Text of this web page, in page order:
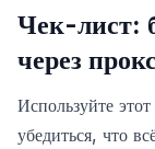
Чек-лист:
через
Используйте
убедиться, что